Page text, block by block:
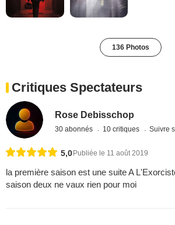
136 Photos
Critiques Spectateurs
Rose Debisschop
30 abonnés 10 critiques Suivre
5,0 Publiée le 11 août 2019
la première saison est une suite A
saison deux ne vaux rien pour moi